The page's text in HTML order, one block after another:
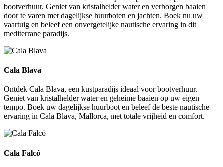
bootverhuur. Geniet van kristalhelder water en verborgen baaien
door te varen met dagelijkse huurboten en jachten. Boek nu uw
vaartuig en beleef een onvergetelijke nautische ervaring in dit
mediterrane paradijs.
Cala Blava
Cala Blava
Ontdek Cala Blava, een kustparadijs ideaal voor bootverhuur.
Geniet van kristalhelder water en geheime baaien op uw eigen
tempo. Boek uw dagelijkse huurboot en beleef de beste nautische
ervaring in Cala Blava, Mallorca, met totale vrijheid en comfort.
Cala Falcó
Cala Falcó